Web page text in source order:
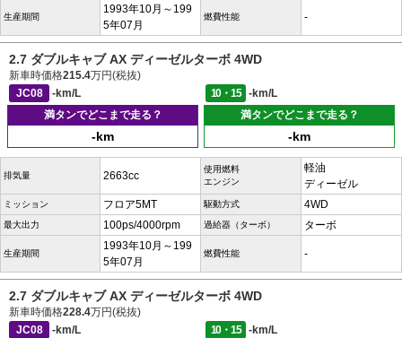
生産期間
1993年10月～199
5年07月
燃費性能 -
2.7 ダブルキャブ AX ディーゼルターボ 4WD
新車時価格215.4万円(税抜)
JC08
-km/L 10・15
-km/L
満タンでどこまで走る？
-km
満タンでどこまで走る？
-km
排気量 2663cc
使用燃料
エンジン
軽油
ディーゼル
ミッション フロア5MT 駆動方式 4WD
最大出力 100ps/4000rpm 過給器（ターボ） ターボ
生産期間
1993年10月～199
5年07月
燃費性能 -
2.7 ダブルキャブ AX ディーゼルターボ 4WD
新車時価格228.4万円(税抜)
JC08
-km/L 10・15
-km/L